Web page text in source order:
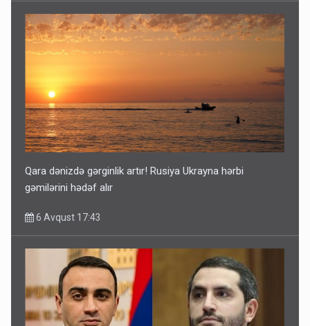
Qara dənizdə gərginlik artır! Rusiya Ukrayna hərbi
gəmilərini hədəf alır
6 Avqust 17:43